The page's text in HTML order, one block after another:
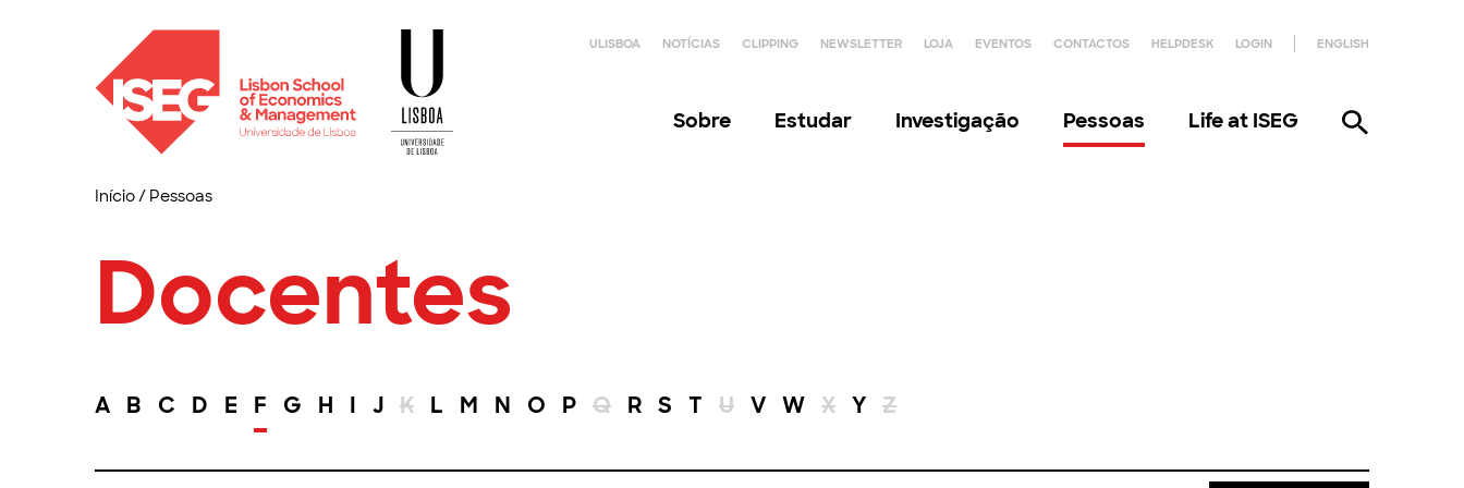
ULISBOA NOTÍCIAS CLIPPING NEWSLETTER LOJA EVENTOS CONTACTOS HELPDESK LOGIN ENGLISH
Sobre Estudar Investigação Pessoas Life at ISEG
Início/ Pessoas
Docentes
A B C D E F G H I J K L M N O P Q R S T U V W X Y Z